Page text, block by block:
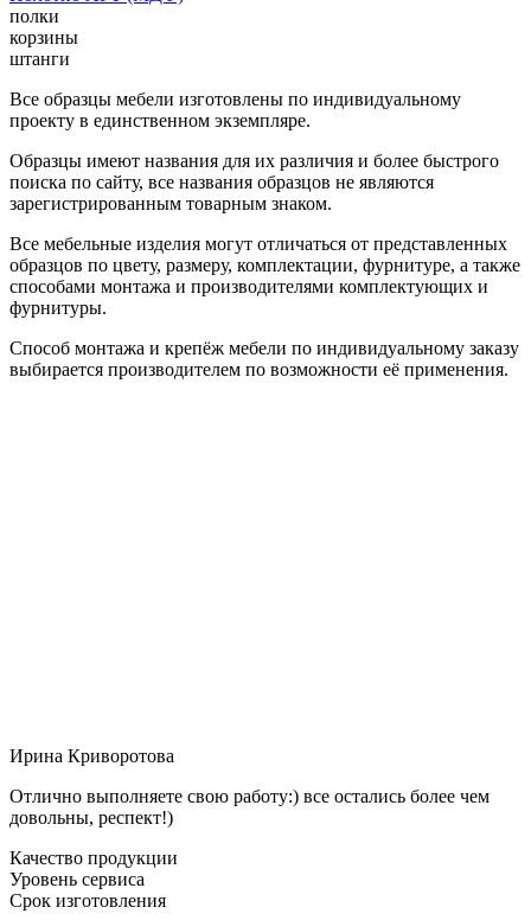
полки
корзины
штанги
Все образцы мебели изготовлены по индивидуальному
проекту в единственном экземпляре.
Образцы имеют названия для их различия и более быстрого
поиска по сайту, все названия образцов не являются
зарегистрированным товарным знаком.
Все мебельные изделия могут отличаться от представленных
образцов по цвету, размеру, комплектации, фурнитуре, а также
способами монтажа и производителями комплектующих и
фурнитуры.
Способ монтажа и крепёж мебели по индивидуальному заказу
выбирается производителем по возможности её применения.
Ирина Криворотова
Отлично выполняете свою работу:) все остались более чем
довольны, респект!)
Качество продукции
Уровень сервиса
Срок изготовления